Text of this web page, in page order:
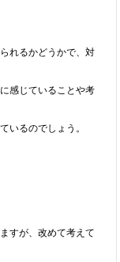
れるかどうかで、対
感じていることや考
いるのでしょう。
すが、改めて考えて